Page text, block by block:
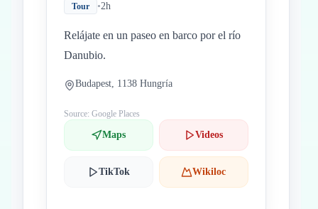
Tour •2h
Relájate en un paseo en barco por el río
Danubio.
Budapest, 1138 Hungría
Source: Google Places
Maps Videos
TikTok Wikiloc